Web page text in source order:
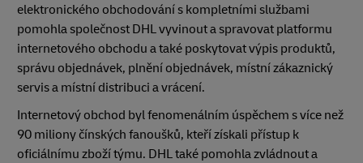
elektronického obchodování s kompletními službami
pomohla společnost DHL vyvinout a spravovat platformu
internetového obchodu a také poskytovat výpis produktů,
správu objednávek, plnění objednávek, místní zákaznický
servis a místní distribuci a vrácení.
Internetový obchod byl fenomenálním úspěchem s více než
90 miliony čínských fanoušků, kteří získali přístup k
oficiálnímu zboží týmu. DHL také pomohla zvládnout a